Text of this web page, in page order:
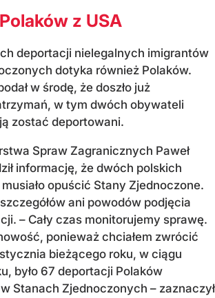
z USA
deportacji nielegalnych imigrantów
dotyka również Polaków.
w środę, że doszło już
w tym dwóch obywateli
zostać deportowani.
Spraw Zagranicznych Paweł
informację, że dwóch polskich
opuścić Stany Zjednoczone.
ani powodów podjęcia
– Cały czas monitorujemy sprawę.
ponieważ chciałem zwrócić
bieżącego roku, w ciągu
było 67 deportacji Polaków
Stanach Zjednoczonych – zaznaczył